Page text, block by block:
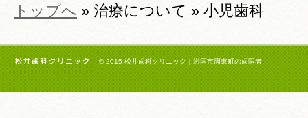
トップへ » 治療について » 小児歯科
© 2015松井歯科クリニック｜岩国市周東町の歯医者